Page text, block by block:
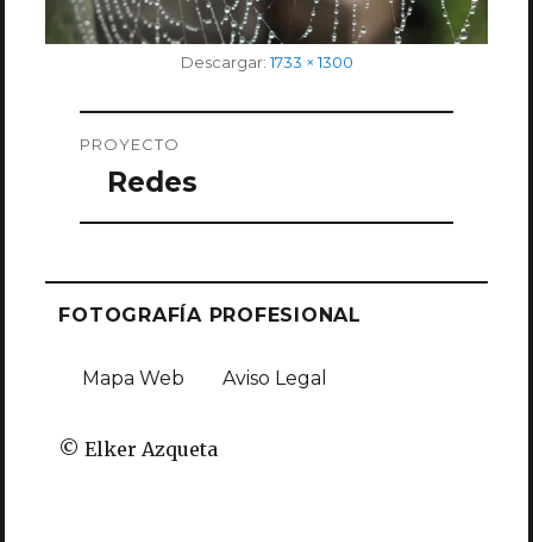
Descargar:completo
1733 × 1300
de
entradas
PROYECTO
Redes
FOTOGRAFÍA PROFESIONAL
Mapa Web Aviso Legal
© Elker Azqueta